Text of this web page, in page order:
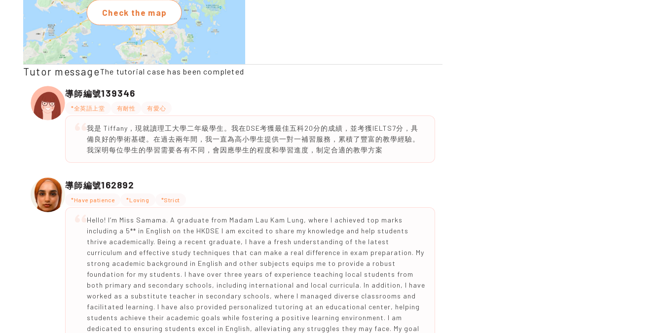
Check the map
Tutor messageThe tutorial case has been completed
導師編號139346
*全英語上堂 有耐性 有愛心
我是 Tiffany，現就讀理工大學二年級學生。我在DSE考獲最佳五科20分的成績，並考獲IELTS7分，具
備良好的學術基礎。在過去兩年間，我一直為高小學生提供一對一補習服務，累積了豐富的教學經驗。
我深明每位學生的學習需要各有不同，會因應學生的程度和學習進度，制定合適的教學方案
導師編號162892
*Have patience *Loving *Strict
Hello! I’m Miss Samama. A graduate from Madam Lau Kam Lung, where I achieved top marks
including a 5** in English on the HKDSE I am excited to share my knowledge and help students
thrive academically. Being a recent graduate, I have a fresh understanding of the latest
curriculum and effective study techniques that can make a real difference in exam preparation. My
strong academic background in English and other subjects equips me to provide a robust
foundation for my students. I have over three years of experience teaching local students from
both primary and secondary schools, including international and local curricula. In addition, I have
worked as a substitute teacher in secondary schools, where I managed diverse classrooms and
facilitated learning. I have also provided personalized tutoring at an educational center, helping
students achieve their academic goals while fostering a positive learning environment. I am
dedicated to ensuring students excel in English, alleviating any struggles they may face. My goal